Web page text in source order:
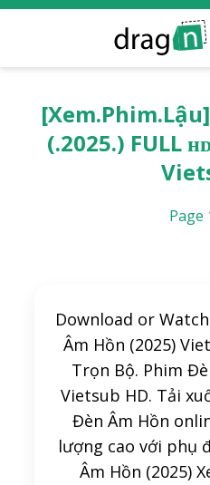
(.2025.) FULL
Page
Download or
Âm Hồn (2025)
Trọn Bộ. Phim
Vietsub HD. Tải
Đèn Âm Hồn
lượng cao với phụ
Âm Hồn (2025)